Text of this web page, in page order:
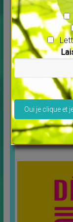
Message pour
↳LES
Vous voulez
Veuillez laisser